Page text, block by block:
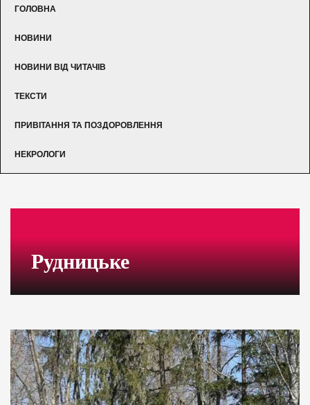
ГОЛОВНА
НОВИНИ
НОВИНИ ВІД ЧИТАЧІВ
ТЕКСТИ
ПРИВІТАННЯ ТА ПОЗДОРОВЛЕННЯ
НЕКРОЛОГИ
Рудницьке